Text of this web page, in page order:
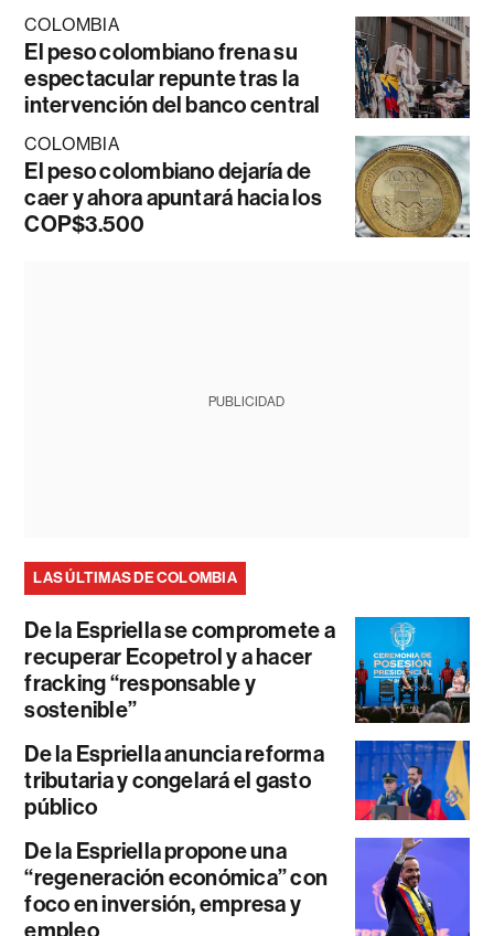
COLOMBIA
El peso colombiano frena su
espectacular repunte tras la
intervención del banco central
COLOMBIA
El peso colombiano dejaría de
caer y ahora apuntará hacia los
COP$3.500
PUBLICIDAD
LAS ÚLTIMAS DE COLOMBIA
De la Espriella se compromete a
recuperar Ecopetrol y a hacer
fracking “responsable y
sostenible”
De la Espriella anuncia reforma
tributaria y congelará el gasto
público
De la Espriella propone una
“regeneración económica” con
foco en inversión, empresa y
empleo